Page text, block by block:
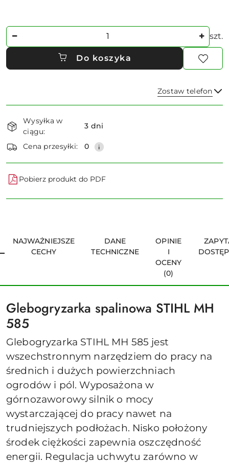
Ilość szt.
Do koszyka
Zostaw telefon
i
dostawa
Wysyłka w
ciągu:
3 dni
Cena przesyłki: 0
Pobierz produkt do PDF
NAJWAŻNIEJSZE
CECHY
DANE
TECHNICZNE
OPINIE
I
OCENY
(0)
Glebogryzarka spalinowa STIHL MH
585
Glebogryzarka STIHL MH 585 jest
wszechstronnym narzędziem do pracy na
średnich i dużych powierzchniach
ogrodów i pól. Wyposażona w
górnozaworowy silnik o mocy
wystarczającej do pracy nawet na
trudniejszych podłożach. Nisko położony
środek ciężkości zapewnia oszczędność
energii. Regulacja uchwytu zarówno w